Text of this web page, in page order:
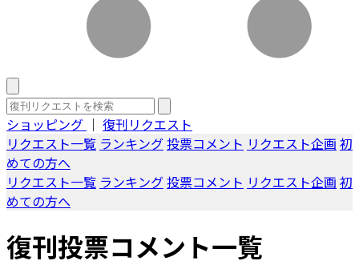
ショッピング ｜ 復刊リクエスト
リクエスト一覧 ランキング投票コメント リクエスト企画 初
めての方へ
リクエスト一覧 ランキング投票コメント リクエスト企画 初
めての方へ
復刊投票コメント一覧